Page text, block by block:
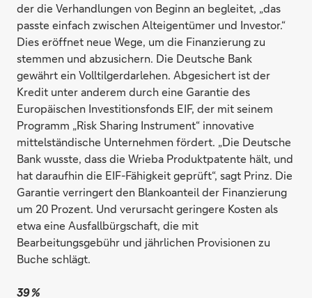
der die Verhandlungen von Beginn an begleitet, „das
passte einfach zwischen Alteigentümer und Investor.“
Dies eröffnet neue Wege, um die Finanzierung zu
stemmen und abzusichern. Die Deutsche Bank
gewährt ein Volltilgerdarlehen. Abgesichert ist der
Kredit unter anderem durch eine Garantie des
Europäischen Investitionsfonds EIF, der mit seinem
Programm „Risk Sharing Instrument“ innovative
mittelständische Unternehmen fördert. „Die Deutsche
Bank wusste, dass die Wrieba Produktpatente hält, und
hat daraufhin die EIF-Fähigkeit geprüft“, sagt Prinz. Die
Garantie verringert den Blankoanteil der Finanzierung
um 20 Prozent. Und verursacht geringere Kosten als
etwa eine Ausfallbürgschaft, die mit
Bearbeitungsgebühr und jährlichen Provisionen zu
Buche schlägt.
39 %